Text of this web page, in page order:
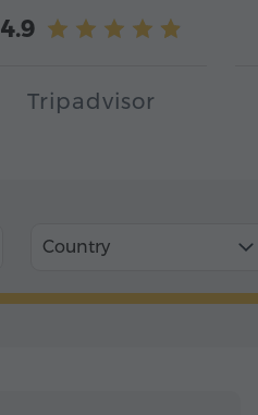
4.9
Tripadvisor
Country